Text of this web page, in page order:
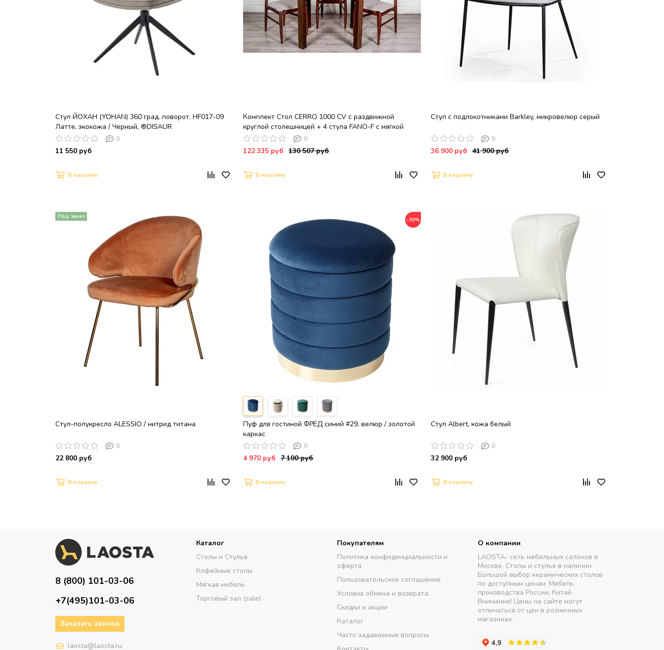
Стул ЙОХАН (YOHAN) 360 град. поворот. HF017-09
Латте, экокожа / Черный, ®DISAUR
0
11 550 руб
В корзину
Комплект Стол CERRO 1000 CV с раздвижной
круглой столешницей + 4 стула FANO-F с мягкой
вставкой в деревянной спинке / Американский орех
0
122 335 руб 130 507 руб
В корзину
Стул с подлокотниками Barkley, микровелюр серый
0
36 900 руб 41 900 руб
В корзину
Стул-полукресло ALESSIO / нитрид титана
0
22 800 руб
В корзину
−30%
Пуф для гостиной ФРЕД синий #29, велюр / золотой
каркас
0
4 970 руб 7 100 руб
В корзину
Стул Albert, кожа белый
0
32 900 руб
В корзину
8 (800) 101-03-06
+7(495)101-03-06
Заказать звонок
laosta@laosta.ru
Каталог
Столы и Стулья
Кофейные столы
Мягкая мебель
Торговый зал (sale)
Покупателям
Политика конфиденциальности и
оферта
Пользовательское соглашение
Условия обмена и возврата
Скидки и акции
Каталог
Часто задаваемые вопросы
О компании
LAOSTA- сеть мебельных салонов в
Москве. Столы и стулья в наличии.
Большой выбор керамических столов
по доступным ценам. Мебель
производства России, Китай
Внимание! Цены на сайте могут
отличаться от цен в розничных
магазинах.